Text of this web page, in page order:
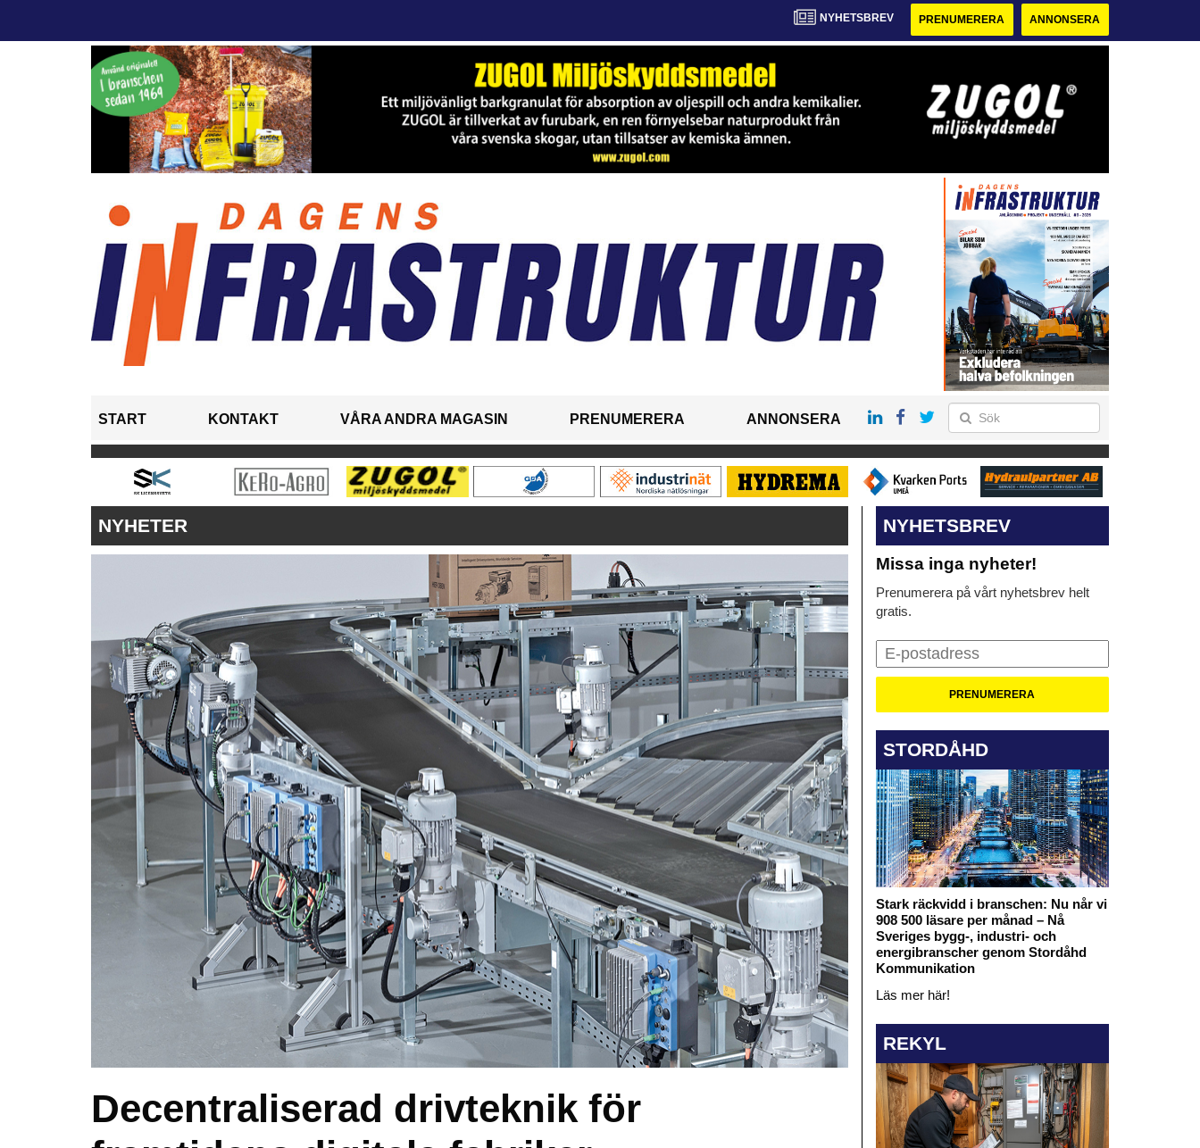
NYHETSBREV PRENUMERERA ANNONSERA
START KONTAKT VÅRA ANDRA MAGASIN PRENUMERERA ANNONSERA
NYHETER
Decentraliserad drivteknik för
NYHETSBREV
Missa inga nyheter!
Prenumerera på vårt nyhetsbrev helt
gratis.
STORDÅHD
Stark räckvidd i branschen: Nu når vi
908 500 läsare per månad – Nå
Sveriges bygg-, industri- och
energibranscher genom Stordåhd
Kommunikation
Läs mer här!
REKYL